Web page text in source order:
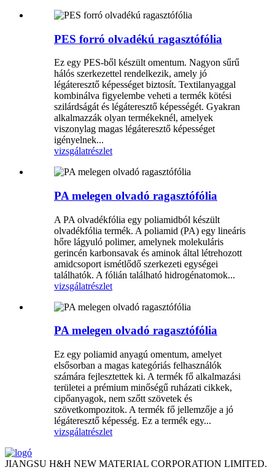
PES forró olvadékú ragasztófólia
Ez egy PES-ből készült omentum. Nagyon sűrű
hálós szerkezettel rendelkezik, amely jó
légáteresztő képességet biztosít. Textilanyaggal
kombinálva figyelembe veheti a termék kötési
szilárdságát és légáteresztő képességét. Gyakran
alkalmazzák olyan termékeknél, amelyek
viszonylag magas légáteresztő képességet
igényelnek...
vizsgálatrészlet
PA melegen olvadó ragasztófólia
A PA olvadékfólia egy poliamidból készült
olvadékfólia termék. A poliamid (PA) egy lineáris
hőre lágyuló polimer, amelynek molekuláris
gerincén karbonsavak és aminok által létrehozott
amidcsoport ismétlődő szerkezeti egységei
találhatók. A fólián található hidrogénatomok...
vizsgálatrészlet
PA melegen olvadó ragasztófólia
Ez egy poliamid anyagú omentum, amelyet
elsősorban a magas kategóriás felhasználók
számára fejlesztettek ki. A termék fő alkalmazási
területei a prémium minőségű ruházati cikkek,
cipőanyagok, nem szőtt szövetek és
szövetkompozitok. A termék fő jellemzője a jó
légáteresztő képesség. Ez a termék egy...
vizsgálatrészlet
JIANGSU H&H NEW MATERIAL CORPORATION LIMITED.